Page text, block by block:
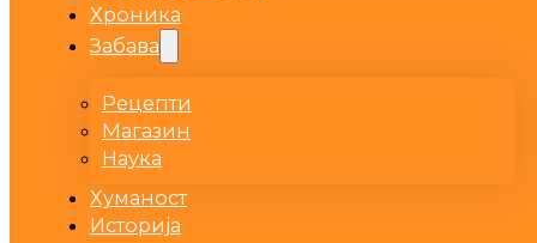
Хроника
Забава
Рецепти
Магазин
Наука
Хуманост
Историја